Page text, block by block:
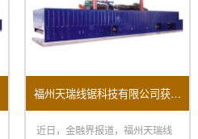
福州天瑞线锯科技有限公司获新专利：提升开方机换料效率助力制造业变革
近日，金融界报道，福州天瑞线